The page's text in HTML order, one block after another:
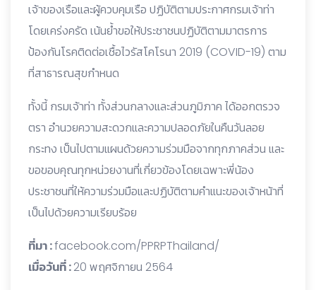
เจ้าของเรือและผู้ควบคุมเรือ ปฏิบัติตามประกาศกรมเจ้าท่า
โดยเคร่งครัด เน้นย้ำขอให้ประชาชนปฏิบัติตามมาตรการ
ป้องกันโรคติดต่อเชื้อไวรัสโคโรนา 2019 (COVID-19) ตาม
ที่สาธารณสุขกำหนด
ทั้งนี้ กรมเจ้าท่า ทั้งส่วนกลางและส่วนภูมิภาค ได้ออกตรวจ
ตรา อำนวยความสะดวกและความปลอดภัยในคืนวันลอย
กระทง เป็นไปตามแผนด้วยความร่วมมือจากทุกภาคส่วน และ
ขอขอบคุณทุกหน่วยงานที่เกี่ยวข้องโดยเฉพาะพี่น้อง
ประชาชนที่ให้ความร่วมมือและปฏิบัติตามคำแนะของเจ้าหน้าที่
เป็นไปด้วยความเรียบร้อย
ที่มา :facebook.com/PPRPThailand/
เมื่อวันที่ :20 พฤศจิกายน 2564